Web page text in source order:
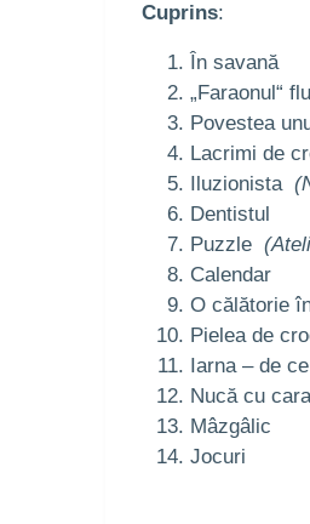
Cuprins:
În savană
„Faraonul“
Povestea
Lacrimi de
Iluzionista
Dentistul
Puzzle
Calendar
O călătorie
Pielea de
Iarna – de
Nucă cu
Mâzgâlic
Jocuri